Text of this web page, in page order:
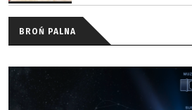
BROŃ PALNA